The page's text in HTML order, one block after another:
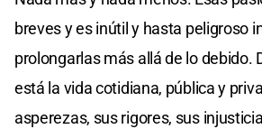
breves y es inútil y hasta peligroso
prolongarlas más allá de lo debido.
está la vida cotidiana, pública y
asperezas, sus rigores, sus